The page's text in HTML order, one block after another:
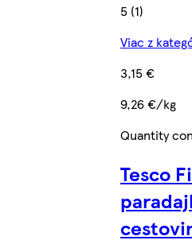
5 (1)
Viac z
3,15 €
9,26 €/kg
Quantity
Tesco